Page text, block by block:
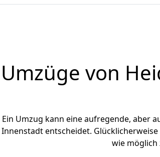
Umzüge von
Ein Umzug kann eine aufregende, aber
Innenstadt entscheidet.
wie möglich